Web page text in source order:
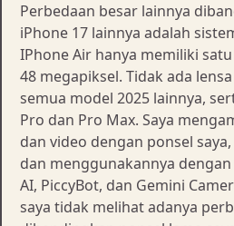
Perbedaan besar lainnya
iPhone 17 lainnya adalah
IPhone Air hanya memiliki
48 megapiksel. Tidak ada
semua model 2025 lainnya,
Pro dan Pro Max. Saya
dan video dengan ponsel
dan menggunakannya
AI, PiccyBot, dan Gemini
saya tidak melihat adanya